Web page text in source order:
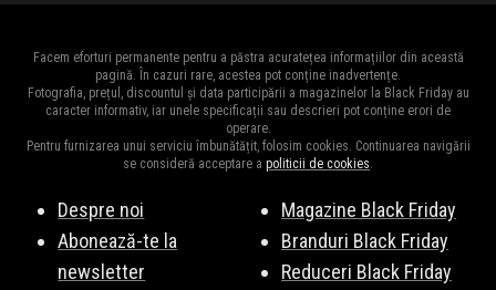
Facem eforturi permanente pentru a păstra acuratețea informațiilor din această
pagină. În cazuri rare, acestea pot conține inadvertențe.
Fotografia, prețul, discountul și data participării a magazinelor la Black Friday au
caracter informativ, iar unele specificații sau descrieri pot conține erori de
operare.
Pentru furnizarea unui serviciu îmbunătățit, folosim cookies. Continuarea navigării
se consideră acceptare a politicii de cookies.
Despre noi
Abonează-te la
newsletter
Magazine Black Friday
Branduri Black Friday
Reduceri Black Friday